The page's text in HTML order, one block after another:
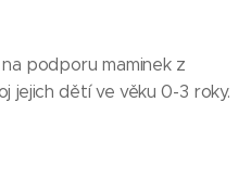
podporu maminek z
jejich dětí ve věku 0-3 roky.